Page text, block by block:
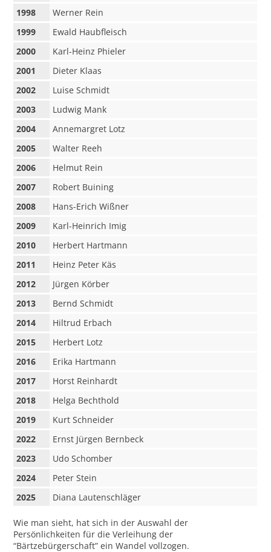
1998
Werner Rein
1999
Ewald Haubfleisch
2000
Karl-Heinz Phieler
2001
Dieter Klaas
2002
Luise Schmidt
2003
Ludwig Mank
2004
Annemargret Lotz
2005
Walter Reeh
2006
Helmut Rein
2007
Robert Buining
2008
Hans-Erich Wißner
2009
Karl-Heinrich Imig
2010
Herbert Hartmann
2011
Heinz Peter Käs
2012
Jürgen Körber
2013
Bernd Schmidt
2014
Hiltrud Erbach
2015
Herbert Lotz
2016
Erika Hartmann
2017
Horst Reinhardt
2018
Helga Bechthold
2019
Kurt Schneider
2022
Ernst Jürgen Bernbeck
2023
Udo Schomber
2024
Peter Stein
2025
Diana Lautenschläger
Wie man sieht, hat sich in der Auswahl der
Persönlichkeiten für die Verleihung der
“Bärtzebürgerschaft” ein Wandel vollzogen.